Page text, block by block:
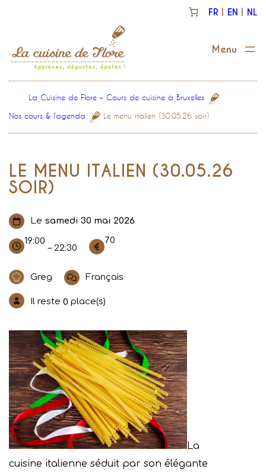
FR EN NL
La Cuisine de Flore – Cours de cuisine à Bruxelles
Nos cours & l’agenda
Le menu italien (30.05.26 soir)
LE MENU ITALIEN (30.05.26
SOIR)
Le samedi 30 mai 2026
19:00
– 22:30
70
Greg Français
Il reste 0 place(s)
La
cuisine italienne séduit par son élégante